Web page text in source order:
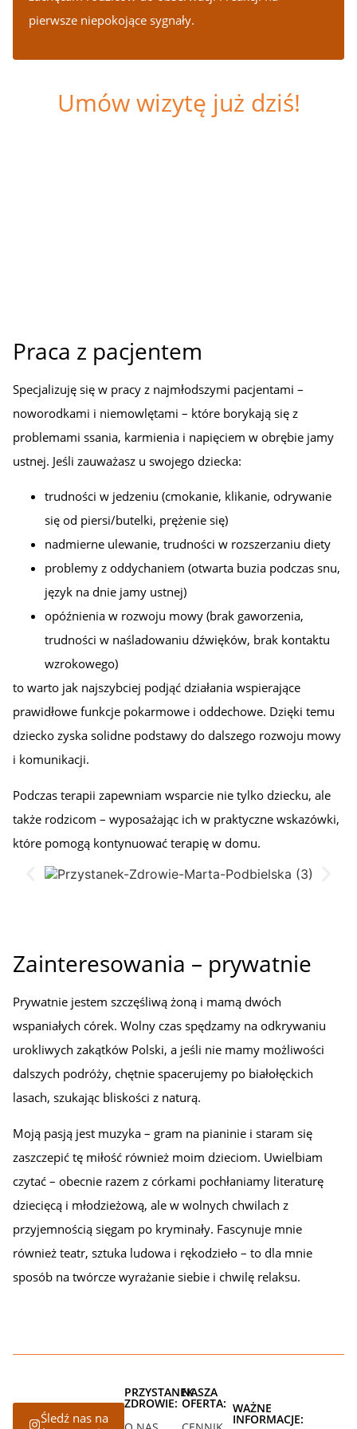
pierwsze niepokojące sygnały.
Umów wizytę już dziś!
Praca z pacjentem
Specjalizuję się w pracy z najmłodszymi pacjentami –
noworodkami i niemowlętami – które borykają się z
problemami ssania, karmienia i napięciem w obrębie jamy
ustnej. Jeśli zauważasz u swojego dziecka:
trudności w jedzeniu (cmokanie, klikanie, odrywanie
się od piersi/butelki, prężenie się)
nadmierne ulewanie, trudności w rozszerzaniu diety
problemy z oddychaniem (otwarta buzia podczas snu,
język na dnie jamy ustnej)
opóźnienia w rozwoju mowy (brak gaworzenia,
trudności w naśladowaniu dźwięków, brak kontaktu
wzrokowego)
to warto jak najszybciej podjąć działania wspierające
prawidłowe funkcje pokarmowe i oddechowe. Dzięki temu
dziecko zyska solidne podstawy do dalszego rozwoju mowy
i komunikacji.
Podczas terapii zapewniam wsparcie nie tylko dziecku, ale
także rodzicom – wyposażając ich w praktyczne wskazówki,
które pomogą kontynuować terapię w domu.
Zainteresowania – prywatnie
Prywatnie jestem szczęśliwą żoną i mamą dwóch
wspaniałych córek. Wolny czas spędzamy na odkrywaniu
urokliwych zakątków Polski, a jeśli nie mamy możliwości
dalszych podróży, chętnie spacerujemy po białołęckich
lasach, szukając bliskości z naturą.
Moją pasją jest muzyka – gram na pianinie i staram się
zaszczepić tę miłość również moim dzieciom. Uwielbiam
czytać – obecnie razem z córkami pochłaniamy literaturę
dziecięcą i młodzieżową, ale w wolnych chwilach z
przyjemnością sięgam po kryminały. Fascynuje mnie
również teatr, sztuka ludowa i rękodzieło – to dla mnie
sposób na twórcze wyrażanie siebie i chwilę relaksu.
Śledź nas na
PRZYSTANEK
ZDROWIE:
NASZA
OFERTA: WAŻNE
INFORMACJE: